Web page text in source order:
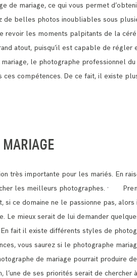
de mariage, ce qui vous permet
de belles photos inoubliables sous
revoir les moments palpitants de la
atout, puisqu’il est capable de
le photographe professionnel
ces compétences. De ce fait, il existe
MARIAGE
très importante pour les mariés. En
les meilleurs photographes. ·
si ce domaine ne le passionne pas, alors
Le mieux serait de lui demander
fait il existe différents styles de
vous saurez si le photographe
de mariage pourrait produire
de ses priorités serait de chercher